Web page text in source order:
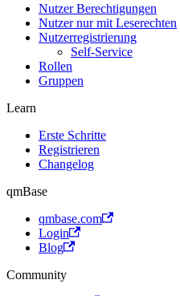
Nutzer Berechtigungen
Nutzer nur mit Leserechten
Nutzerregistrierung
Self-Service
Rollen
Gruppen
Learn
Erste Schritte
Registrieren
Changelog
qmBase
qmbase.com
Login
Blog
Community